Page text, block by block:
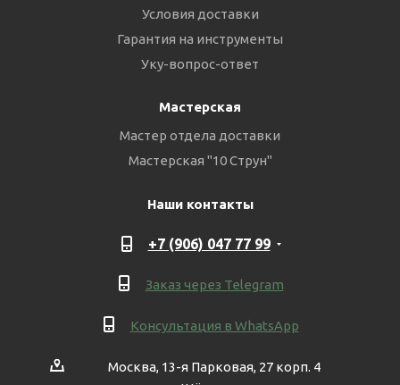
Условия доставки
Гарантия на инструменты
Уку-вопрос-ответ
Мастерская
Мастер отдела доставки
Мастерская "10 Струн"
Наши контакты
+7 (906) 047 77 99
Заказ через Telegram
Консультация в WhatsApp
Москва, 13-я Парковая, 27 корп. 4